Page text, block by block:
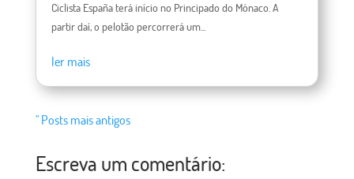
Ciclista España terá início no Principado do Mónaco. A
partir daí, o pelotão percorrerá um...
ler mais
" Posts mais antigos
Escreva um comentário: